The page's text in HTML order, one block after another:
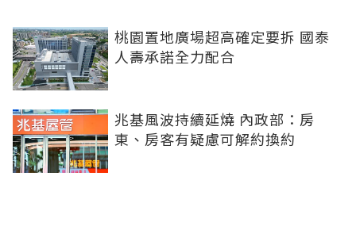
桃園置地廣場超高確定要拆 國泰
人壽承諾全力配合
兆基風波持續延燒 內政部：房
東、房客有疑慮可解約換約